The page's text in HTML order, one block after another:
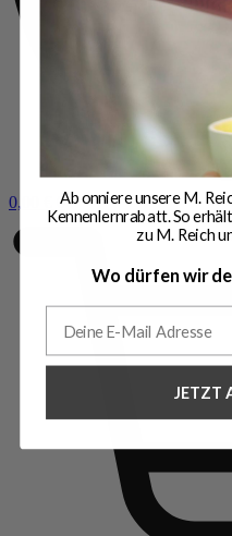
0,00 0Abonniere unsere M.
Kennenlernrabatt. So
zu M. Reich
Wo dürfen wir
JETZT